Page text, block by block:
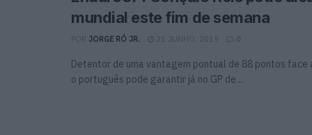
mundial este fim de semana
JORGE RÓ JR. 21 JUNHO, 2019 0
Detentor de uma vantagem pontual de 88 pontos face
o português pode garantir já no GP de ...